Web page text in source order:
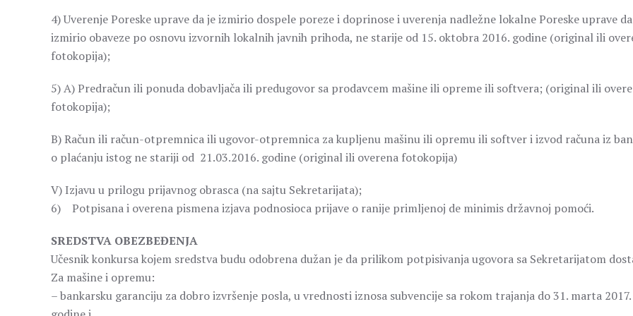
4) Uverenje Poreske uprave da je izmirio dospele poreze i doprinose i uverenja nadležne lokalne Poreske uprave
izmirio obaveze po osnovu izvornih lokalnih javnih prihoda, ne starije od 15. oktobra 2016. godine (original ili
fotokopija);
5) A) Predračun ili ponuda dobavljača ili predugovor sa prodavcem mašine ili opreme ili softvera; (original ili
fotokopija);
B) Račun ili račun-otpremnica ili ugovor-otpremnica za kupljenu mašinu ili opremu ili softver i izvod računa iz
o plaćanju istog ne stariji od 21.03.2016. godine (original ili overena fotokopija)
V) Izjavu u prilogu prijavnog obrasca (na sajtu Sekretarijata);
6) Potpisana i overena pismena izjava podnosioca prijave o ranije primljenoj de minimis državnoj pomoći.
SREDSTVA OBEZBEĐENJA
Učesnik konkursa kojem sredstva budu odobrena dužan je da prilikom potpisivanja ugovora sa Sekretarijatom
Za mašine i opremu:
– bankarsku garanciju za dobro izvršenje posla, u vrednosti iznosa subvencije sa rokom trajanja do 31. marta 2017.